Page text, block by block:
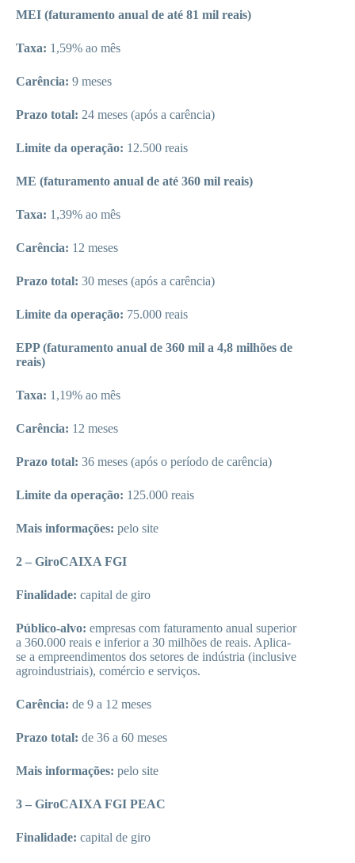
MEI (faturamento anual de até 81 mil reais)
Taxa: 1,59% ao mês
Carência: 9 meses
Prazo total: 24 meses (após a carência)
Limite da operação: 12.500 reais
ME (faturamento anual de até 360 mil reais)
Taxa: 1,39% ao mês
Carência: 12 meses
Prazo total: 30 meses (após a carência)
Limite da operação: 75.000 reais
EPP (faturamento anual de 360 mil a 4,8 milhões de
reais)
Taxa: 1,19% ao mês
Carência: 12 meses
Prazo total: 36 meses (após o período de carência)
Limite da operação: 125.000 reais
Mais informações: pelo site
2 – GiroCAIXA FGI
Finalidade: capital de giro
Público-alvo: empresas com faturamento anual superior
a 360.000 reais e inferior a 30 milhões de reais. Aplica-
se a empreendimentos dos setores de indústria (inclusive
agroindustriais), comércio e serviços.
Carência: de 9 a 12 meses
Prazo total: de 36 a 60 meses
Mais informações: pelo site
3 – GiroCAIXA FGI PEAC
Finalidade: capital de giro